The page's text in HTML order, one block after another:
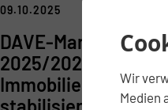
09.10.2025
DAVE-Marktreport
2025/2026:
Immobilienmarkt
Wir
Medien